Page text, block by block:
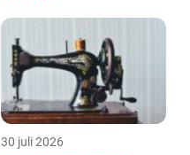
30 juli 2026